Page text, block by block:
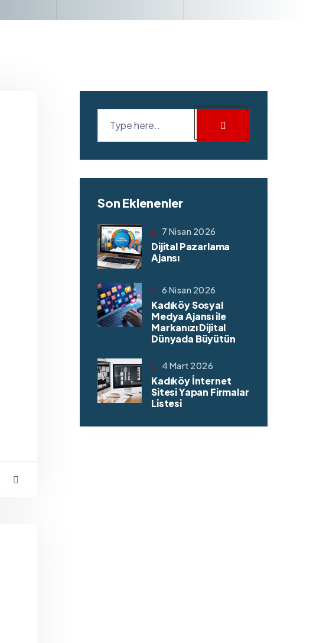
Son Eklenenler
7 Nisan 2026
Dijital Pazarlama
Ajansı
6 Nisan 2026
Kadıköy Sosyal
Medya Ajansı ile
Markanızı Dijital
Dünyada Büyütün
4 Mart 2026
Kadıköy İnternet
Sitesi Yapan Firmalar
Listesi